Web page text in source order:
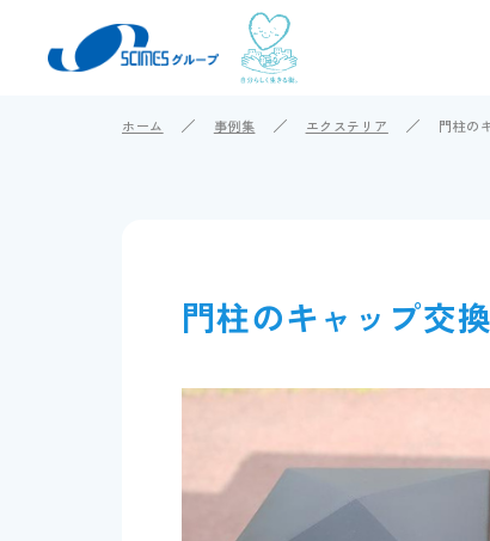
ホーム 事例集 エクステリア 門柱の
門柱のキャップ交換